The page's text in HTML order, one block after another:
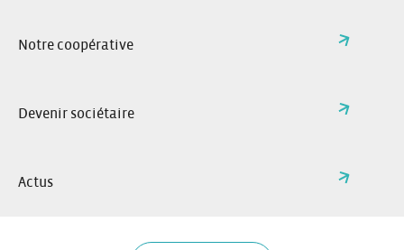
Notre coopérative
Devenir sociétaire
Actus